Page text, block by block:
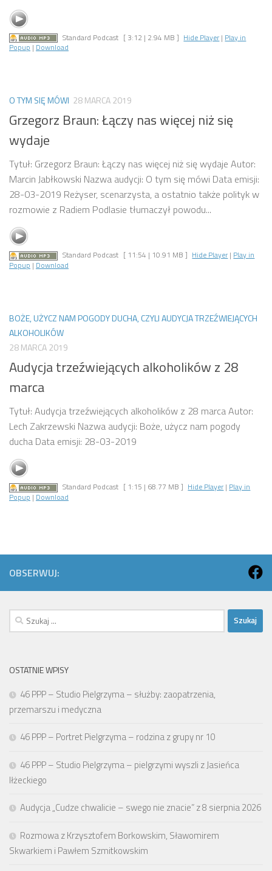
Standard Podcast [ 3:12 | 2.94 MB ] Hide Player | Play in
Popup | Download
O TYM SIĘ MÓWI 28 MARCA 2019
Grzegorz Braun: Łączy nas więcej niż się
wydaje
Tytuł: Grzegorz Braun: Łączy nas więcej niż się wydaje Autor:
Marcin Jabłkowski Nazwa audycji: O tym się mówi Data emisji:
28-03-2019 Reżyser, scenarzysta, a ostatnio także polityk w
rozmowie z Radiem Podlasie tłumaczył powodu...
Standard Podcast [ 11:54 | 10.91 MB ] Hide Player | Play in
Popup | Download
BOŻE, UŻYCZ NAM POGODY DUCHA, CZYLI AUDYCJA TRZEŹWIEJĄCYCH
ALKOHOLIKÓW
28 MARCA 2019
Audycja trzeźwiejących alkoholików z 28
marca
Tytuł: Audycja trzeźwiejących alkoholików z 28 marca Autor:
Lech Zakrzewski Nazwa audycji: Boże, użycz nam pogody
ducha Data emisji: 28-03-2019
Standard Podcast [ 1:15 | 68.77 MB ] Hide Player | Play in
Popup | Download
OBSERWUJ:
Szukaj:
OSTATNIE WPISY
46 PPP – Studio Pielgrzyma – służby: zaopatrzenia,
przemarszu i medyczna
46 PPP – Portret Pielgrzyma – rodzina z grupy nr 10
46 PPP – Studio Pielgrzyma – pielgrzymi wyszli z Jasieńca
Iłżeckiego
Audycja „Cudze chwalicie – swego nie znacie” z 8 sierpnia 2026
Rozmowa z Krzysztofem Borkowskim, Sławomirem
Skwarkiem i Pawłem Szmitkowskim